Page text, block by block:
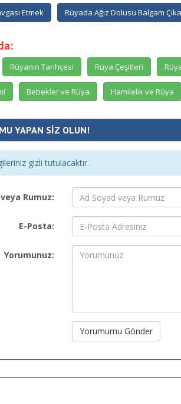
Etmek Rüyada Ağız Dolusu Balgam
Rüyanın Tarihçesi Rüya Çeşitleri
Bebekler ve Rüya Hamilelik ve Rüya
YAPAN SİZ OLUN!
gizli tutulacaktır.
Rumuz:
E-Posta:
Yorumunuz:
Yorumumu Gönder